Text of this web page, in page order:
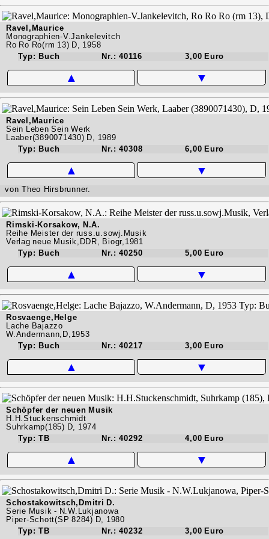
Ravel,Maurice
Monographien-V.Jankelevitch
Ro Ro Ro(rm 13) D, 1958
Typ: Buch
Nr.: 40116 3,00 Euro
▲ ▼
Ravel,Maurice
Sein Leben Sein Werk
Laaber(3890071430) D, 1989
Typ: Buch
Nr.: 40308 6,00 Euro
▲ ▼
von Theo Hirsbrunner.
Rimski-Korsakow, N.A.
Reihe Meister der russ.u.sowj.Musik
Verlag neue Musik,DDR, Biogr,1981
Typ: Buch
Nr.: 40250 5,00 Euro
▲ ▼
Rosvaenge,Helge
Lache Bajazzo
W.Andermann,D,1953
Typ: Buch
Nr.: 40217 3,00 Euro
▲ ▼
Schöpfer der neuen Musik
H.H.Stuckenschmidt
Suhrkamp(185) D, 1974
Typ: TB
Nr.: 40292 4,00 Euro
▲ ▼
Schostakowitsch,Dmitri D.
Serie Musik - N.W.Lukjanowa
Piper-Schott(SP 8284) D, 1980
Typ: TB
Nr.: 40232 3,00 Euro